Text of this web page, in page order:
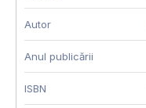
Autor
Anul publicării
ISBN